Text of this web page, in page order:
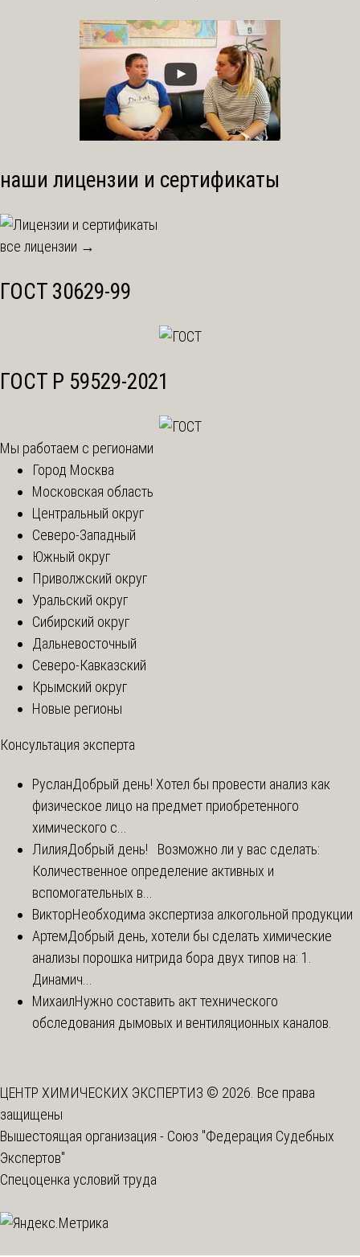
наши лицензии и сертификаты
все лицензии →
ГОСТ 30629-99
ГОСТ Р 59529-2021
Мы работаем с регионами
Город Москва
Московская область
Центральный округ
Северо-Западный
Южный округ
Приволжский округ
Уральский округ
Сибирский округ
Дальневосточный
Северо-Кавказский
Крымский округ
Новые регионы
Консультация эксперта
РусланДобрый день! Хотел бы провести анализ как
физическое лицо на предмет приобретенного
химического с...
ЛилияДобрый день! Возможно ли у вас сделать:
Количественное определение активных и
вспомогательных в...
ВикторНеобходима экспертиза алкогольной продукции
АртемДобрый день, хотели бы сделать химические
анализы порошка нитрида бора двух типов на: 1.
Динамич...
МихаилНужно составить акт технического
обследования дымовых и вентиляционных каналов.
ЦЕНТР ХИМИЧЕСКИХ ЭКСПЕРТИЗ © 2026. Все права
защищены
Вышестоящая организация - Союз "Федерация Судебных
Экспертов"
Спецоценка условий труда